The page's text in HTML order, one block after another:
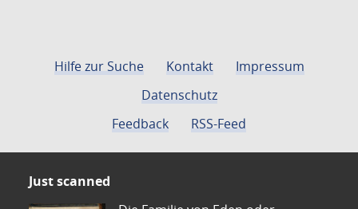
Hilfe zur Suche Kontakt
Impressum
Datenschutz
Feedback
RSS-Feed
Just scanned